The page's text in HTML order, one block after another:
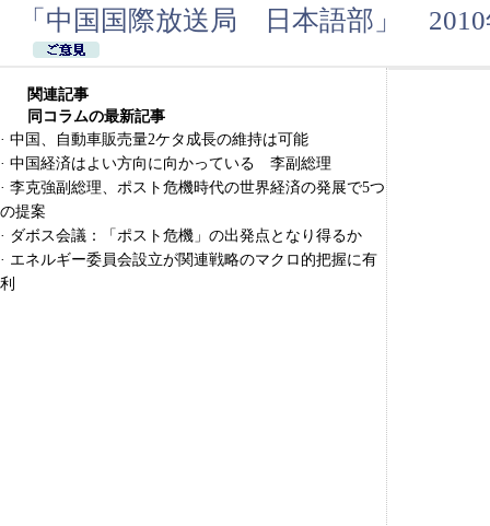
「中国国際放送局 日本語部」 2010
関連記事
同コラムの最新記事
· 中国、自動車販売量2ケタ成長の維持は可能
· 中国経済はよい方向に向かっている 李副総理
· 李克強副総理、ポスト危機時代の世界経済の発展で5つ
の提案
· ダボス会議：「ポスト危機」の出発点となり得るか
· エネルギー委員会設立が関連戦略のマクロ的把握に有
利